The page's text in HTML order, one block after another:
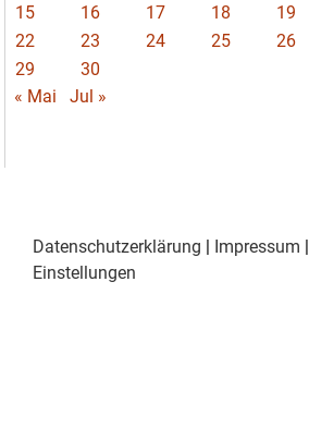
15
16 17 18 19
22
23 24 25 26
29
30
« Mai
Jul »
Datenschutzerklärung | Impressum |
Einstellungen